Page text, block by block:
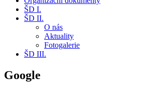
ŠD I.
ŠD II.
O nás
Aktuality
Fotogalerie
ŠD III.
Google